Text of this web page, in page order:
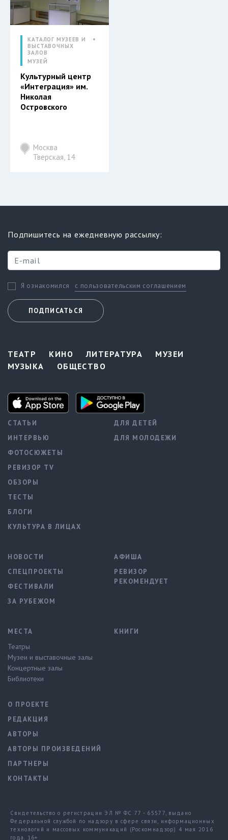
КАТАЛОГ МУЗЕЕВ И
ВЫСТАВОЧНЫХ
ЗАЛОВ
МУЗЕЙ
Культурный центр
«Интеграция» им.
Николая
Островского
Москва
Тверская, 14
Подпишитесь на ежедневную рассылку:
Я ознакомился с пользовательским соглашением
ПОДПИСАТЬСЯ
ТЕАТР КИНО ЛИТЕРАТУРА
МУЗЕИ
МУЗЫКА
ОБЩЕСТВО
СТАТЬИ
ИНТЕРВЬЮ
ФОТОСЮЖЕТЫ
РЕВИЗОР TV
ОБЗОРЫ
ТЕСТЫ
БЛОГИ
КУЛЬТУРА В ЛИЦАХ
ДЛЯ ДЕТЕЙ
ДЛЯ МОЛОДЕЖИ
НОВОСТИ
СПЕЦПРОЕКТЫ
ФЕСТИВАЛИ
ЗА РУБЕЖОМ
АФИША
РЕВИЗОР
РЕКОМЕНДУЕТ
МЕСТА
Театры
Музеи и выставочные залы
Концертные залы
Библиотеки
КНИГИ
О ПРОЕКТЕ
РЕДАКЦИЯ
АВТОРЫ
АВТОРЫ ПРОИЗВЕДЕНИЙ
ПАРТНЕРЫ
КОНТАКТЫ
Свидетельство о регистрации ЭЛ № ФС 77 - 65577, выдано
Федеральной службой по надзору в сфере связи, информационных
технологий и массовых коммуникаций (Роскомнадзор) 4 мая 2016
года. 16+